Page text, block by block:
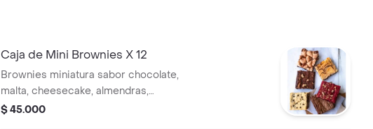
Caja de Mini Brownies X 12
Brownies miniatura sabor chocolate,
malta, cheesecake, almendras,
mashmallow con pecans y/o chocolate
$ 45.000